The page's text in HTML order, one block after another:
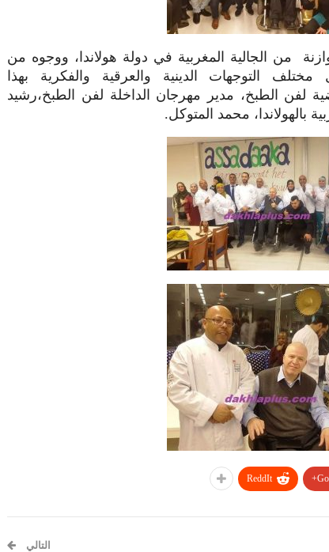
من الجالية المغربية في دولة هولاندا، ووجوه من
مختلف التوجهات الدينية والعرقية والفكرية بهذا
لفن الطبخ، مدير مهرجان الداخلة لفن الطبخ،رشيد
بالهولاندا، محمد المتوكل.
ReddIt
التالي